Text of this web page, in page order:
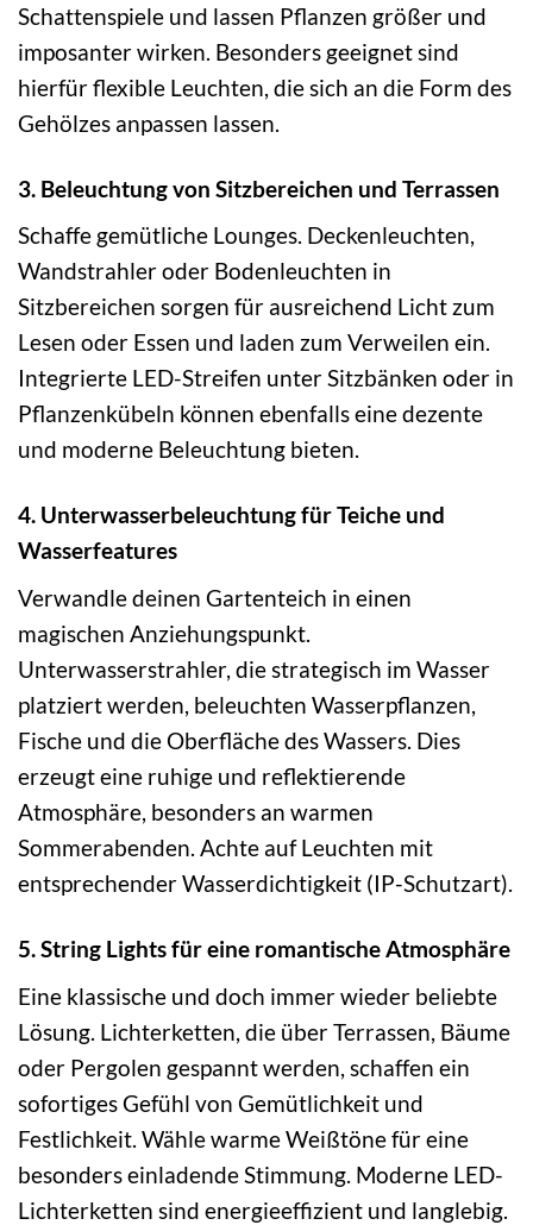
Schattenspiele und lassen Pflanzen größer und
imposanter wirken. Besonders geeignet sind
hierfür flexible Leuchten, die sich an die Form des
Gehölzes anpassen lassen.
3. Beleuchtung von Sitzbereichen und Terrassen
Schaffe gemütliche Lounges. Deckenleuchten,
Wandstrahler oder Bodenleuchten in
Sitzbereichen sorgen für ausreichend Licht zum
Lesen oder Essen und laden zum Verweilen ein.
Integrierte LED-Streifen unter Sitzbänken oder in
Pflanzenkübeln können ebenfalls eine dezente
und moderne Beleuchtung bieten.
4. Unterwasserbeleuchtung für Teiche und
Wasserfeatures
Verwandle deinen Gartenteich in einen
magischen Anziehungspunkt.
Unterwasserstrahler, die strategisch im Wasser
platziert werden, beleuchten Wasserpflanzen,
Fische und die Oberfläche des Wassers. Dies
erzeugt eine ruhige und reflektierende
Atmosphäre, besonders an warmen
Sommerabenden. Achte auf Leuchten mit
entsprechender Wasserdichtigkeit (IP-Schutzart).
5. String Lights für eine romantische Atmosphäre
Eine klassische und doch immer wieder beliebte
Lösung. Lichterketten, die über Terrassen, Bäume
oder Pergolen gespannt werden, schaffen ein
sofortiges Gefühl von Gemütlichkeit und
Festlichkeit. Wähle warme Weißtöne für eine
besonders einladende Stimmung. Moderne LED-
Lichterketten sind energieeffizient und langlebig.